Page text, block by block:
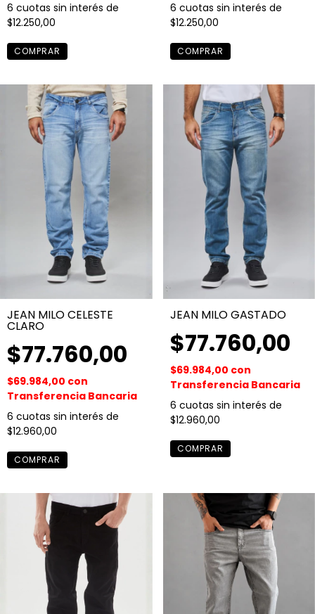
6 cuotas sin interés de
$12.250,00
COMPRAR
6 cuotas sin interés de
$12.250,00
COMPRAR
JEAN MILO CELESTE
CLARO
$77.760,00
$69.984,00 con
Transferencia Bancaria
6 cuotas sin interés de
$12.960,00
COMPRAR
JEAN MILO GASTADO
$77.760,00
$69.984,00 con
Transferencia Bancaria
6 cuotas sin interés de
$12.960,00
COMPRAR